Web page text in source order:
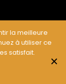
Concept
la meilleure
à utiliser ce
satisfait.